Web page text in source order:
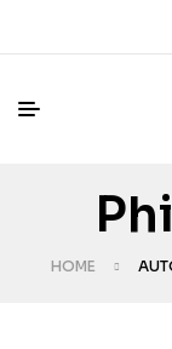
HOME